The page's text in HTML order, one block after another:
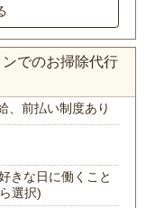
でのお掃除代行
、前払い制度あり
きな日に働くこと
選択)